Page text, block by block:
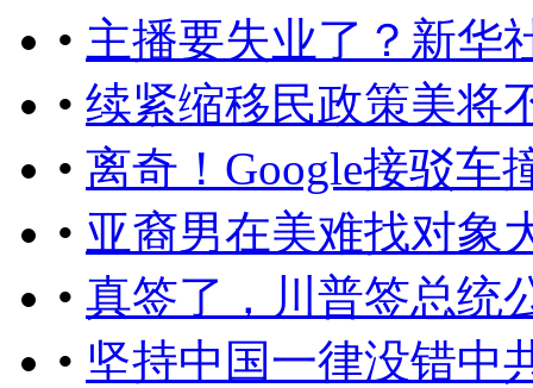
• 主播要失业了？新华
• 续紧缩移民政策美将
• 离奇！Google接驳车
• 亚裔男在美难找对象
• 真签了，川普签总统
• 坚持中国一律没错中